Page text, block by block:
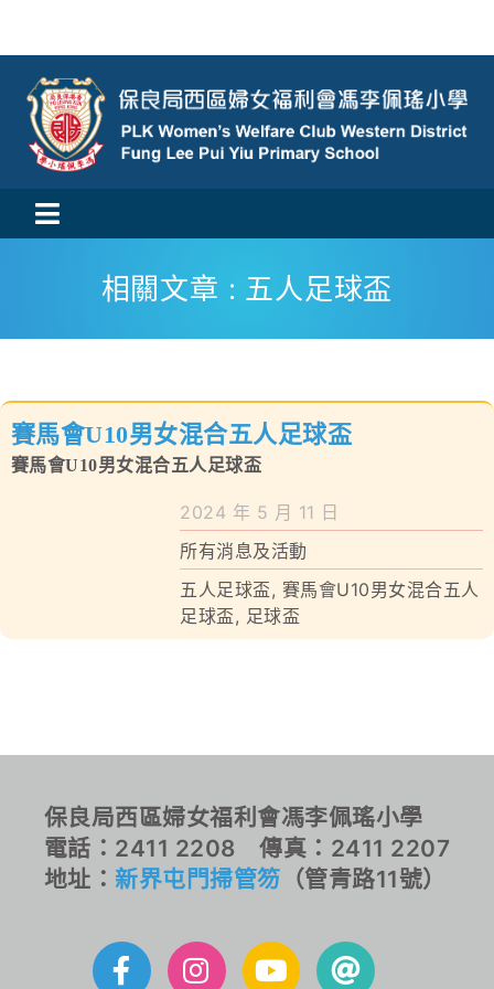
content
Toggle
Navigation
活動消息
校風及學生支援
相關文章 : 五人足球盃
賽馬會U10男女混合五人足球盃
賽馬會U10男女混合五人足球盃
2024 年 5 月 11 日
所有消息及活動
五人足球盃, 賽馬會U10男女混合五人
足球盃, 足球盃
保良局西區婦女福利會馮李佩瑤小學
電話：2411 2208 傳真：2411 2207
地址： 新界屯門掃管笏 （管青路11號）